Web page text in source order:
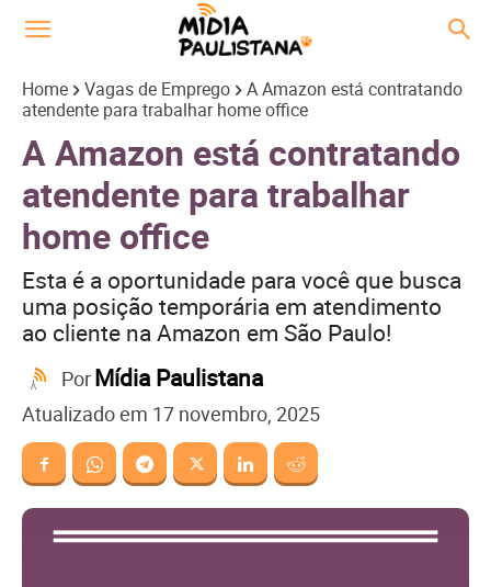
Home Vagas de Emprego
A Amazon está contratando
atendente para trabalhar home office
A Amazon está contratando
atendente para trabalhar
home office
Esta é a oportunidade para você que busca
uma posição temporária em atendimento
ao cliente na Amazon em São Paulo!
PorMídia Paulistana
Atualizado em 17 novembro, 2025